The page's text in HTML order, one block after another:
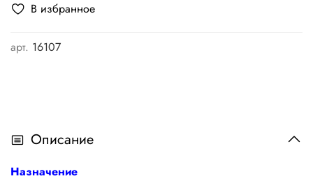
В избранное
арт. 16107
Описание
Назначение